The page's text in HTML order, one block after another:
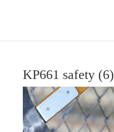
KP661 safety (6)